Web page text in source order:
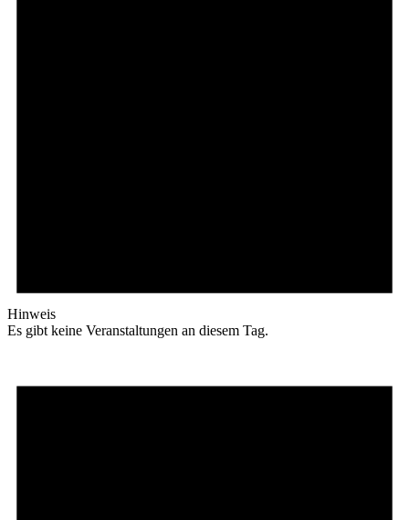
Hinweis
Es gibt keine Veranstaltungen an diesem Tag.